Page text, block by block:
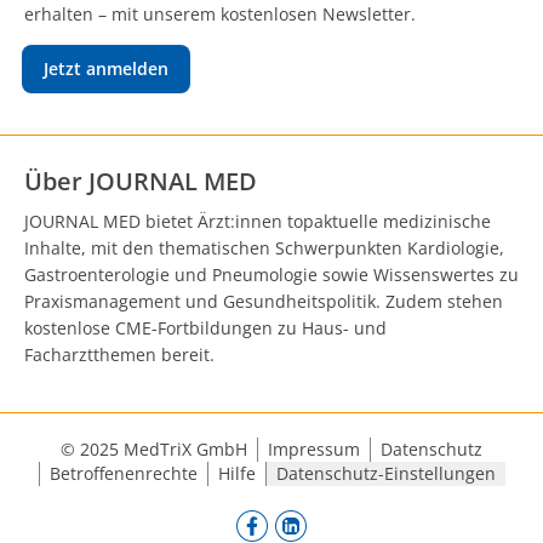
erhalten – mit unserem kostenlosen Newsletter.
Jetzt anmelden
Über JOURNAL MED
JOURNAL MED bietet Ärzt:innen topaktuelle medizinische
Inhalte, mit den thematischen Schwerpunkten Kardiologie,
Gastroenterologie und Pneumologie sowie Wissenswertes zu
Praxismanagement und Gesundheitspolitik. Zudem stehen
kostenlose CME-Fortbildungen zu Haus- und
Facharztthemen bereit.
© 2025 MedTriX GmbH Impressum
Datenschutz
Betroffenenrechte
Hilfe Datenschutz-Einstellungen